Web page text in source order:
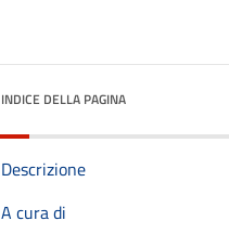
INDICE DELLA PAGINA
Descrizione
A cura di